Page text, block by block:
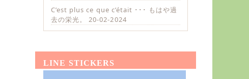
C’est plus ce que c’était ･･･ もはや過
去の栄光。
20-02-2024
LINE STICKERS